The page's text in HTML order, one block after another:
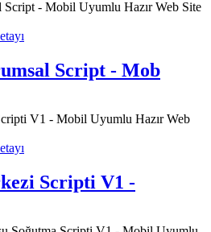
Script - Mob
Scripti V1 -